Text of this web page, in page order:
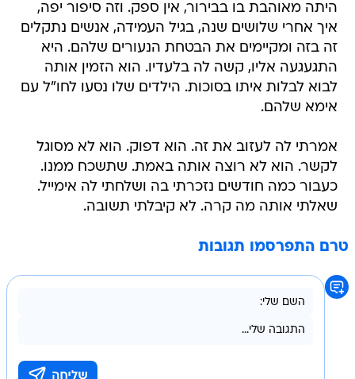
היתה מאוהבת בו בבירור, אין ספק. וזה סיפור יפה,
איך אחרי שלושים שנה, בגיל העמידה, אנשים נתקלים
זה בזה ומקיימים את הבטחת הנעורים שלהם. היא
התגעגעה אליו, קשה לה בלעדיו. הוא הזמין אותה
לבוא לבלות איתו בסוכות. הילדים שלו נסעו לחו"ל עם
אימא שלהם.
אמרתי לה לעזוב את זה. הוא דפוק. הוא לא מסוגל
לקשר. הוא לא רוצה אותה באמת. שתשכח ממנו.
כעבור כמה חודשים נזכרתי בה ושלחתי לה אימייל.
שאלתי אותה מה קרה. לא קיבלתי תשובה.
טרם התפרסמו תגובות